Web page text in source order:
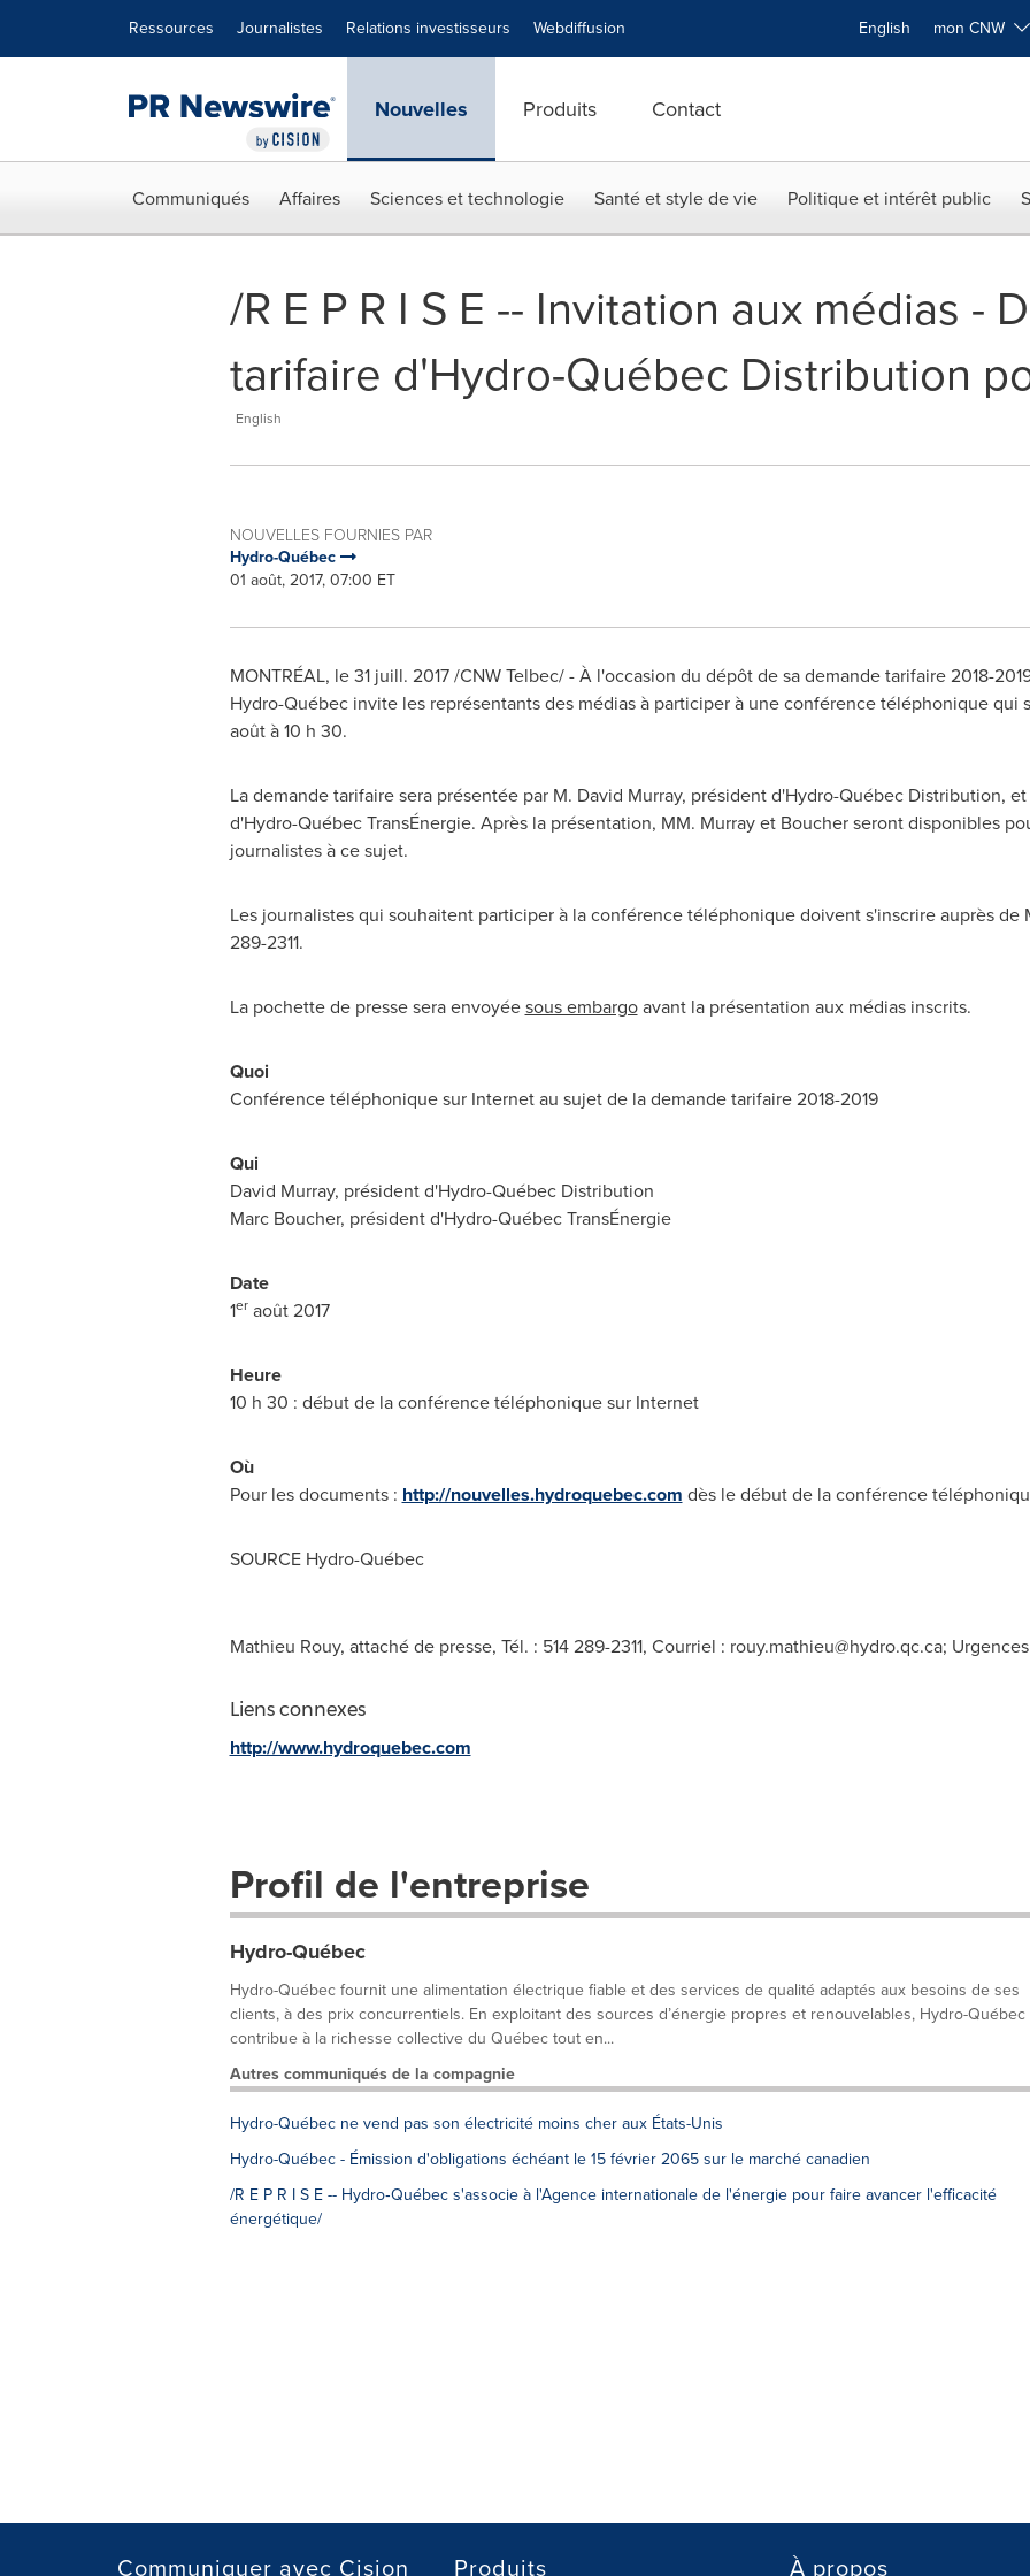
Ressources Journalistes Relations investisseurs Webdiffusion English mon CNW
Nouvelles Produits Contact
Communiqués Affaires Sciences et technologie Santé et style de vie Politique et intérêt public
/R E P R I S E -- Invitation aux médias -
tarifaire d'Hydro-Québec Distribution
English
NOUVELLES FOURNIES PAR
Hydro-Québec
01 août, 2017, 07:00 ET
MONTRÉAL, le 31 juill. 2017 /CNW Telbec/ - À l'occasion du dépôt de sa demande tarifaire 2018-
Hydro-Québec invite les représentants des médias à participer à une conférence téléphonique qui
août à 10 h 30.
La demande tarifaire sera présentée par M. David Murray, président d'Hydro-Québec Distribution, et
d'Hydro-Québec TransÉnergie. Après la présentation, MM. Murray et Boucher seront disponibles
journalistes à ce sujet.
Les journalistes qui souhaitent participer à la conférence téléphonique doivent s'inscrire auprès de
289-2311.
La pochette de presse sera envoyéesous embargoavant la présentation aux médias inscrits.
Quoi
Conférence téléphonique sur Internet au sujet de la demande tarifaire 2018-2019
Qui
David Murray, président d'Hydro-Québec Distribution
Marc Boucher, président d'Hydro-Québec TransÉnergie
Date
1eraoût 2017
Heure
10 h 30 : début de la conférence téléphonique sur Internet
Où
Pour les documents : http://nouvelles.hydroquebec.com dès le début de la conférence
SOURCE Hydro-Québec
Mathieu Rouy, attaché de presse, Tél. : 514 289-2311, Courriel : rouy.mathieu@hydro.qc.ca;
Liens connexes
http://www.hydroquebec.com
Profil de l'entreprise
Hydro-Québec
Hydro-Québec fournit une alimentation électrique fiable et des services de qualité adaptés aux besoins de ses
clients, à des prix concurrentiels. En exploitant des sources d’énergie propres et renouvelables, Hydro-Québec
contribue à la richesse collective du Québec tout en...
Autres communiqués de la compagnie
Hydro-Québec ne vend pas son électricité moins cher aux États-Unis
Hydro-Québec - Émission d'obligations échéant le 15 février 2065 sur le marché canadien
/R E P R I S E -- Hydro‑Québec s'associe à l'Agence internationale de l'énergie pour faire avancer l'efficacité
énergétique/
Communiquer avec Cision Produits À propos